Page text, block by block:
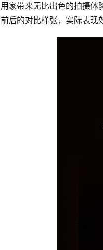
用家带来无比出色的拍摄体
前后的对比样张，实际表现